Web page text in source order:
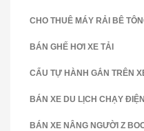
CHO THUÊ MÁY RẢI BÊ
BÁN GHẾ HƠI XE TẢI
CẨU TỰ HÀNH GẮN TRÊN
BÁN XE DU LỊCH CHẠY ĐIỆN
BÁN XE NÂNG NGƯỜI Z